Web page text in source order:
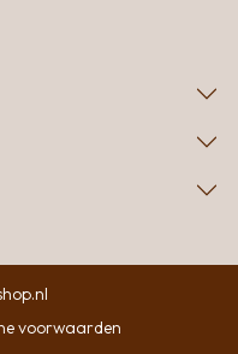
voorwaarden